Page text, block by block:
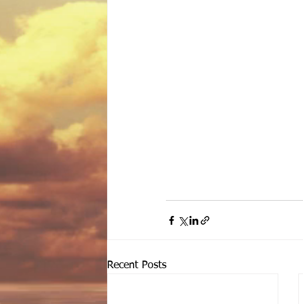
Recent Posts